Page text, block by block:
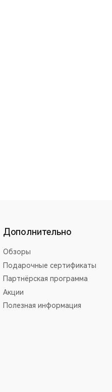
Дополнительно
Обзоры
Подарочные сертификаты
Партнёрская программа
Акции
Полезная информация